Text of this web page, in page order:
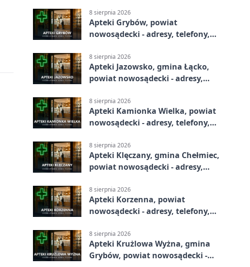
8 sierpnia 2026
Apteki Grybów, powiat
nowosądecki - adresy, telefony,
8 sierpnia 2026
Apteki Jazowsko, gmina Łącko,
powiat nowosądecki - adresy,
8 sierpnia 2026
Apteki Kamionka Wielka, powiat
nowosądecki - adresy, telefony,
8 sierpnia 2026
Apteki Klęczany, gmina Chełmiec,
powiat nowosądecki - adresy,
8 sierpnia 2026
Apteki Korzenna, powiat
nowosądecki - adresy, telefony,
8 sierpnia 2026
Apteki Krużlowa Wyżna, gmina
Grybów, powiat nowosądecki -